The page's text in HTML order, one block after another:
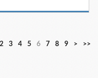
2 3 4 5 6 7 8 9 > >>